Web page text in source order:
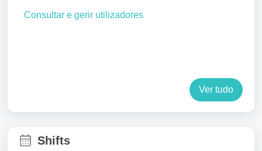
Consultar e gerir utilizadores
Ver tudo
Shifts